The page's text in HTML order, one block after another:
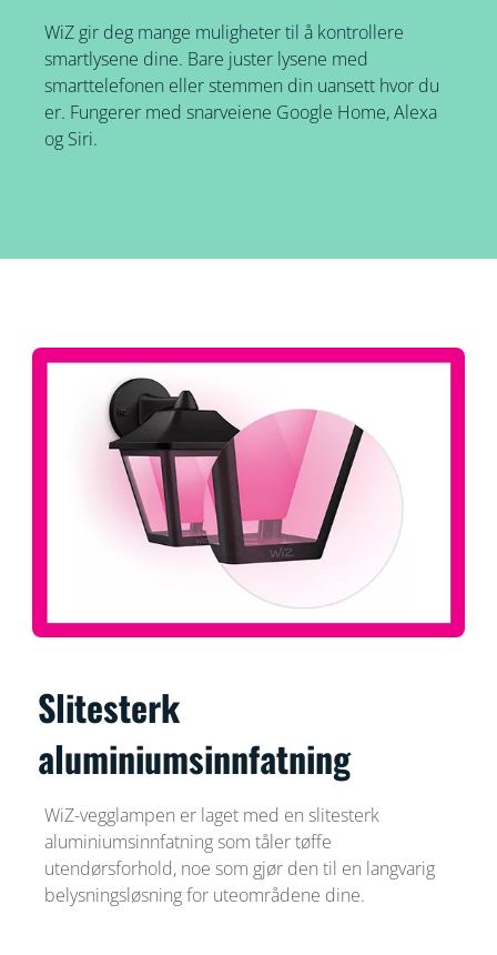
WiZ gir deg mange muligheter til å kontrollere
smartlysene dine. Bare juster lysene med
smarttelefonen eller stemmen din uansett hvor du
er. Fungerer med snarveiene Google Home, Alexa
og Siri.
Slitesterk
aluminiumsinnfatning
WiZ-vegglampen er laget med en slitesterk
aluminiumsinnfatning som tåler tøffe
utendørsforhold, noe som gjør den til en langvarig
belysningsløsning for uteområdene dine.